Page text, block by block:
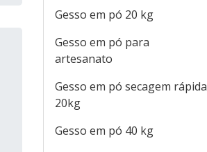
Gesso em pó 20 kg
Gesso em pó para
artesanato
Gesso em pó secagem rápida
20kg
Gesso em pó 40 kg